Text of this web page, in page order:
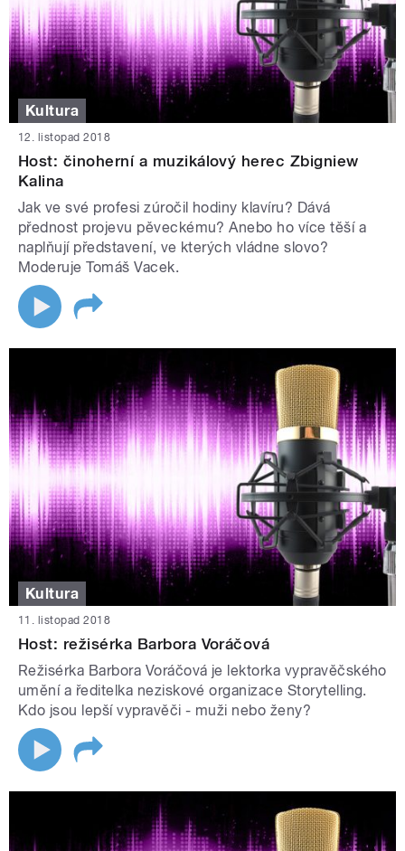
Kultura
12. listopad 2018
Host: činoherní a muzikálový herec Zbigniew
Kalina
Jak ve své profesi zúročil hodiny klavíru? Dává
přednost projevu pěveckému? Anebo ho více těší a
naplňují představení, ve kterých vládne slovo?
Moderuje Tomáš Vacek.
Kultura
11. listopad 2018
Host: režisérka Barbora Voráčová
Režisérka Barbora Voráčová je lektorka vypravěčského
umění a ředitelka neziskové organizace Storytelling.
Kdo jsou lepší vypravěči - muži nebo ženy?